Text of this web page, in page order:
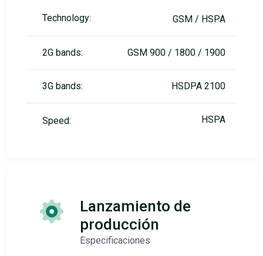
Technology: GSM / HSPA
2G bands: GSM 900 / 1800 / 1900
3G bands: HSDPA 2100
Speed: HSPA
Lanzamiento de
producción
Especificaciones